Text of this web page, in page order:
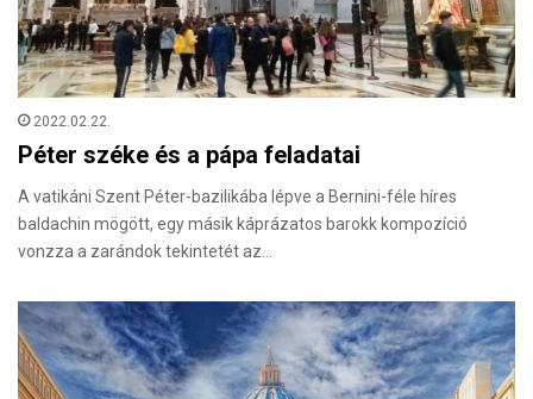
2022.02.22.
Péter széke és a pápa feladatai
A vatikáni Szent Péter-bazilikába lépve a Bernini-féle híres
baldachin mögött, egy másik káprázatos barokk kompozíció
vonzza a zarándok tekintetét az…